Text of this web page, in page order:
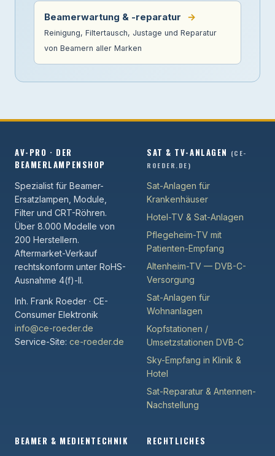
Beamerwartung & -reparatur →
Reinigung, Filtertausch, Justage und Reparatur
von Beamern aller Marken
AV-PRO · DER
BEAMERLAMPENSHOP
Spezialist für Beamer-
Ersatzlampen, Module,
Filter und CRT-Röhren.
Über 8.000 Modelle von
200 Herstellern.
Aftermarket-Verkauf
rechtskonform unter RoHS-
Ausnahme 4(f)-II.
Inh. Frank Roeder · CE-
Consumer Elektronik
info@ce-roeder.de
Service-Site: ce-roeder.de
SAT & TV-ANLAGEN (CE-
ROEDER.DE)
Sat-Anlagen für
Krankenhäuser
Hotel-TV & Sat-Anlagen
Pflegeheim-TV mit
Patienten-Empfang
Altenheim-TV — DVB-C-
Versorgung
Sat-Anlagen für
Wohnanlagen
Kopfstationen /
Umsetzstationen DVB-C
Sky-Empfang in Klinik &
Hotel
Sat-Reparatur & Antennen-
Nachstellung
BEAMER & MEDIENTECHNIK RECHTLICHES